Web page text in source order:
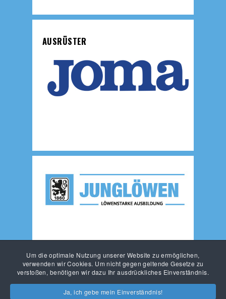
Um die optimale Nutzung unserer Website zu ermöglichen,
verwenden wir Cookies. Um nicht gegen geltende Gesetze zu
verstoßen, benötigen wir dazu Ihr ausdrückliches Einverständnis.
Ja, ich gebe mein Einverständnis!
AUSRÜSTER